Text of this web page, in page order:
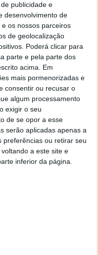
publicidade e
desenvolvimento de
os nossos parceiros
de geolocalização
Poderá clicar para
parte e pela parte dos
acima. Em
mais pormenorizadas e
consentir ou recusar o
algum processamento
exigir o seu
de se opor a esse
serão aplicadas apenas a
preferências ou retirar seu
a este site e
inferior da página.
de um ano
Notícias
Autor:Pedro Pinto
com a